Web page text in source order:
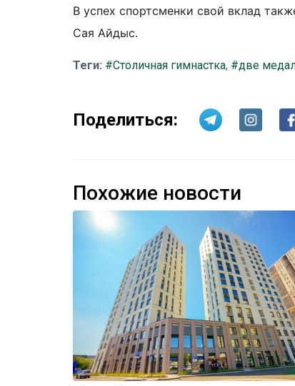
В успех спортсменки свой вклад
Сая Айдыс.
Теги: #Столичная гимнастка, #две
Поделиться:
Похожие новости